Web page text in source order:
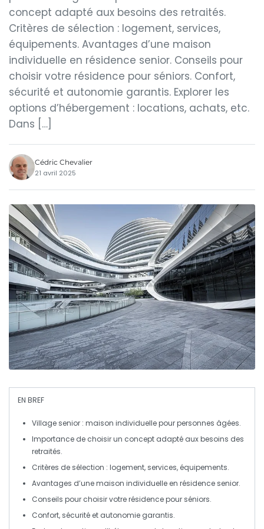
concept adapté aux besoins des retraités.
Critères de sélection : logement, services,
équipements. Avantages d’une maison
individuelle en résidence senior. Conseils pour
choisir votre résidence pour séniors. Confort,
sécurité et autonomie garantis. Explorer les
options d’hébergement : locations, achats, etc.
Dans […]
Cédric Chevalier
21 avril 2025
EN BREF
Village senior : maison individuelle pour personnes âgées.
Importance de choisir un concept adapté aux besoins des
retraités.
Critères de sélection : logement, services, équipements.
Avantages d’une maison individuelle en résidence senior.
Conseils pour choisir votrerésidence pour séniors.
Confort, sécurité et autonomie garantis.